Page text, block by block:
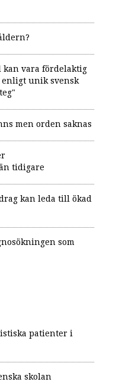
kan vara fördelaktig
enligt unik svensk
men orden saknas
tidigare
kan leda till ökad
som
patienter i
skolan